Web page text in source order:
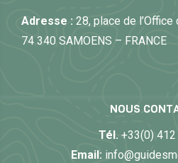
Adresse : 28, place de l’Office
74 340 SAMOENS – FRANCE
NOUS
Tél. +33(0)
Email: